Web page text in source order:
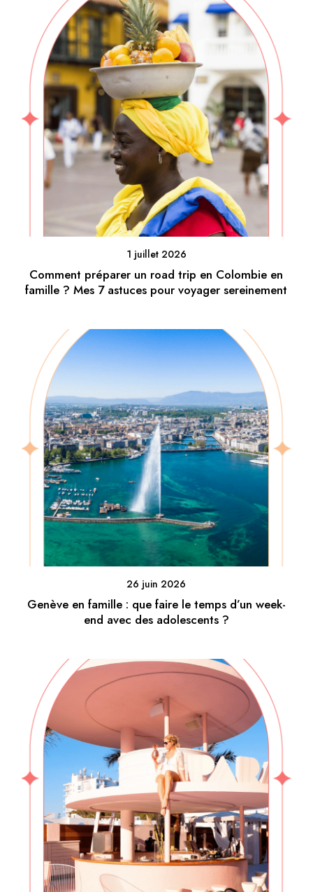
1 juillet 2026
Comment préparer un road trip en Colombie en
famille ? Mes 7 astuces pour voyager sereinement
26 juin 2026
Genève en famille : que faire le temps d’un week-
end avec des adolescents ?